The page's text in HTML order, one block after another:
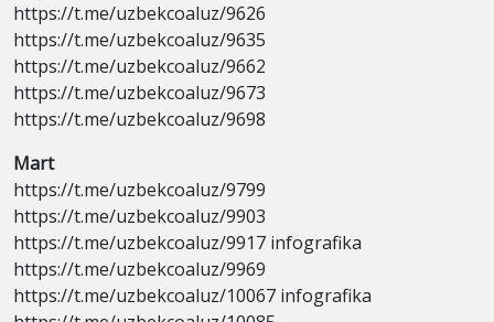
https://t.me/uzbekcoaluz/9626
https://t.me/uzbekcoaluz/9635
https://t.me/uzbekcoaluz/9662
https://t.me/uzbekcoaluz/9673
https://t.me/uzbekcoaluz/9698
Mart
https://t.me/uzbekcoaluz/9799
https://t.me/uzbekcoaluz/9903
https://t.me/uzbekcoaluz/9917 infografika
https://t.me/uzbekcoaluz/9969
https://t.me/uzbekcoaluz/10067 infografika